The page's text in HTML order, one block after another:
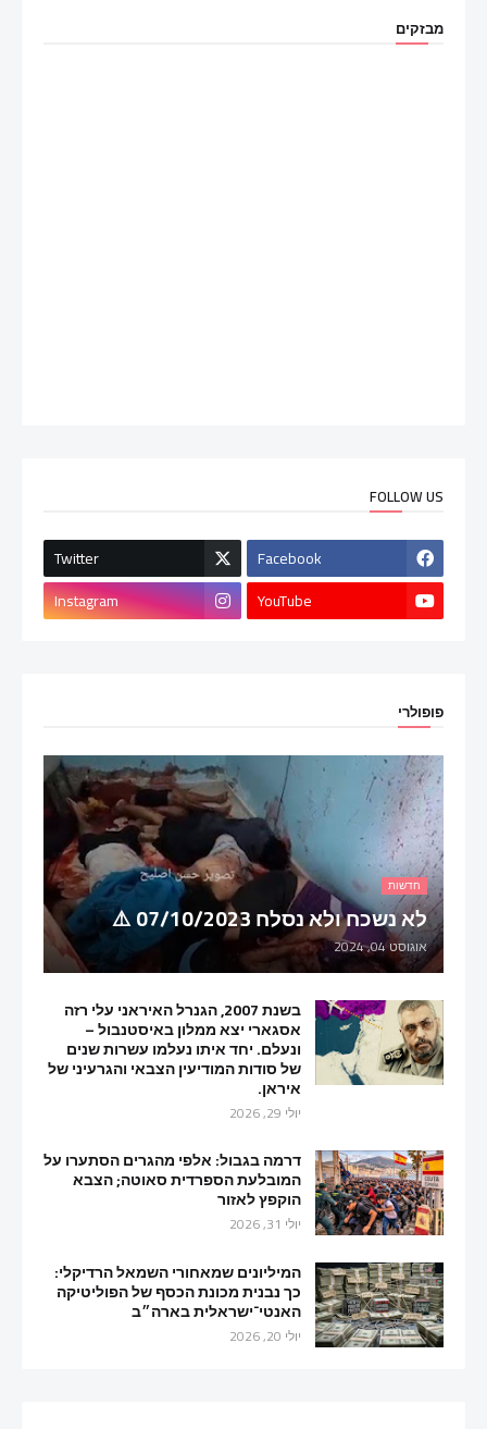
מבזקים
FOLLOW US
Facebook
Twitter
YouTube
Instagram
פופולרי
חדשות
לא נשכח ולא נסלח 07/10/2023 ⚠️
אוגוסט 04, 2024
בשנת 2007, הגנרל האיראני עלי רזה
אסגארי יצא ממלון באיסטנבול –
ונעלם. יחד איתו נעלמו עשרות שנים
של סודות המודיעין הצבאי והגרעיני של
איראן.
יולי 29, 2026
דרמה בגבול: אלפי מהגרים הסתערו על
המובלעת הספרדית סאוטה; הצבא
הוקפץ לאזור
יולי 31, 2026
המיליונים שמאחורי השמאל הרדיקלי:
כך נבנית מכונת הכסף של הפוליטיקה
האנטי־ישראלית בארה״ב
יולי 20, 2026